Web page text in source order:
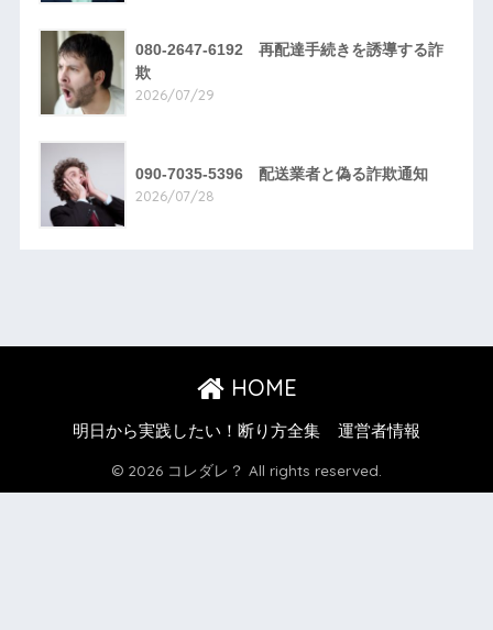
080-2647-6192 再配達手続きを誘導する詐
欺
2026/07/29
090-7035-5396 配送業者と偽る詐欺通知
2026/07/28
HOME
明日から実践したい！断り方全集 運営者情報
© 2026 コレダレ？ All rights reserved.